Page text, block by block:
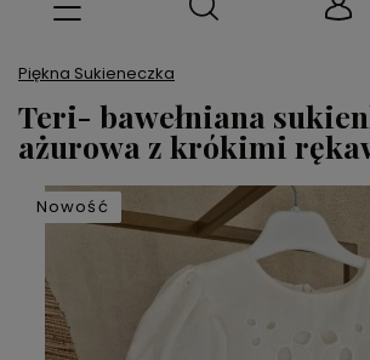
Piękna Sukieneczka
Teri- bawełniana
ażurowa z krókimi
Nowość